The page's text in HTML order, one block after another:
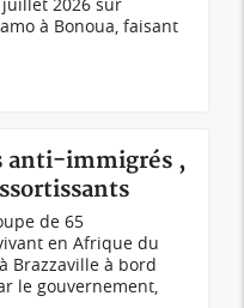
à Bonoua, faisant
anti-immigrés ,
de 65
en Afrique du
Brazzaville à bord
le gouvernement,